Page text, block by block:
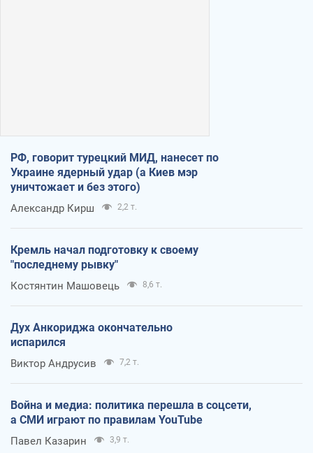
РФ, говорит турецкий МИД, нанесет по
Украине ядерный удар (а Киев мэр
уничтожает и без этого)
Александр Кирш 2,2 т.
Кремль начал подготовку к своему
"последнему рывку"
Костянтин Машовець 8,6 т.
Дух Анкориджа окончательно
испарился
Виктор Андрусив 7,2 т.
Война и медиа: политика перешла в соцсети,
а СМИ играют по правилам YouTube
Павел Казарин 3,9 т.